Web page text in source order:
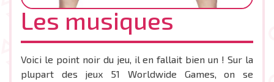
Les musiques
Voici le point noir du jeu, il en fallait bien un ! Sur la
plupart des jeux 51 Worldwide Games, on se